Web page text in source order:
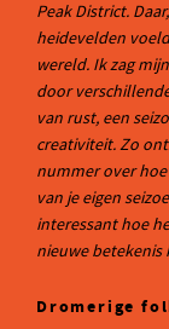
Peak District.
heidevelden
wereld. Ik zag
door
van rust, een
creativiteit. Zo
nummer over
van je eigen
interessant hoe
nieuwe betekenis
Dromerige